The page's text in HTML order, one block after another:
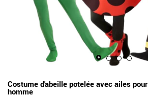
Costume d'abeille potelée avec ailes pour
homme